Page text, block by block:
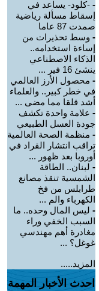
- -كلود- يساعد في
إسقاط مسألة رياضية
صمدت 87 عاما
- وسط تحذيرات من
إساءة استخدامه..
الذكاء الاصطناعي
ينشئ 16 فير ...
- محصول الأرز العالمي
في خطر كبير.. والعلماء
أشد قلقا مما مضى ...
- علامة واحدة تكشف
جودة العسل الطبيعي
- منظمة الصحة العالمية
تراقب انتشار القراد في
أوروبا بعد ظهور ...
- لبنان.. الطاقة
الشمسية تنقذ مصانع
طرابلس من فخ
الكهرباء والم ...
- ليس المال وحده.. ما
السبب الخفي وراء
مغادرة أهم مهندسي
غوغل؟ ...
المزيد.....
احدث الأخبار المهمة